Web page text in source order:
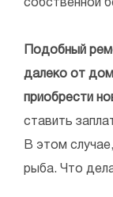
собственной
Подобный
далеко от
приобрести
ставить
В этом
рыба. Что